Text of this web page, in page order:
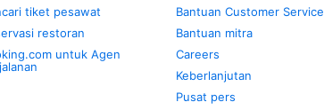
tiket pesawat
restoran
untuk Agen
Bantuan Customer Service
Bantuan mitra
Careers
Keberlanjutan
Pusat pers